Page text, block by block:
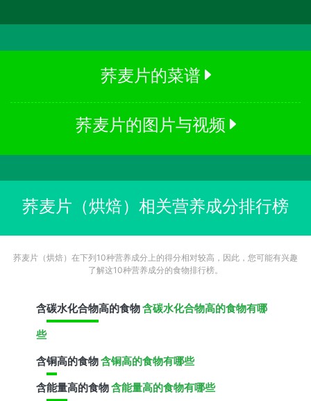
荞麦片的菜谱
荞麦片的图片与视频
荞麦片（烘焙）相关营养成分排行榜
荞麦片（烘焙）在下列10种营养成分上的得分相对较高，因此，您可能有兴趣
了解这10种营养成分的食物排行榜。
含碳水化合物高的食物含碳水化合物高的食物有哪
些
含铜高的食物含铜高的食物有哪些
含能量高的食物含能量高的食物有哪些